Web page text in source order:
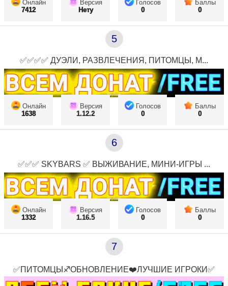
Онлайн
7412
Версия
Нету
Голосов
0
Баллы
0
5
✅✅✅✅ ДУЭЛИ, РАЗВЛЕЧЕНИЯ, ПИТОМЦЫ, М...
Онлайн
1638
Версия
1.12.2
Голосов
0
Баллы
0
6
✅✅✅ SKYBARS ✅ ВЫЖИВАНИЕ, МИНИ-ИГРЫ ...
Онлайн
1332
Версия
1.16.5
Голосов
0
Баллы
0
7
✅ПИТОМЦЫ♐ОБНОВЛЕНИЕ❤️ЛУЧШИЕ ИГРОКИ✅